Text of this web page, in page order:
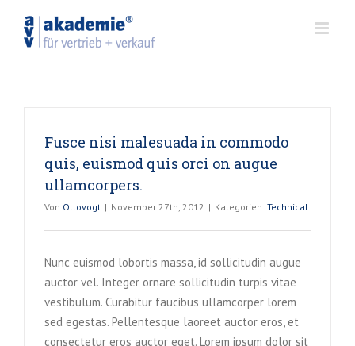
Inhalt
springen
Fusce nisi malesuada in commodo
quis, euismod quis orci on augue
ullamcorpers.
Von Ollovogt | November 27th, 2012 | Kategorien: Technical
Nunc euismod lobortis massa, id sollicitudin augue
auctor vel. Integer ornare sollicitudin turpis vitae
vestibulum. Curabitur faucibus ullamcorper lorem
sed egestas. Pellentesque laoreet auctor eros, et
consectetur eros auctor eget. Lorem ipsum dolor sit